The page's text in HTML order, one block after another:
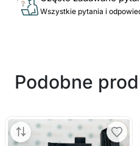
Wszystkie pytania i
Podobne